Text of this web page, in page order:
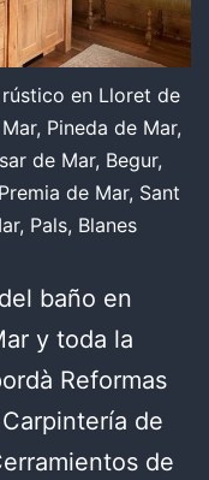
en Lloret de
Pineda de Mar,
de Mar, Begur,
de Mar, Sant
Pals, Blanes
baño en
y toda la
Reformas
de
de